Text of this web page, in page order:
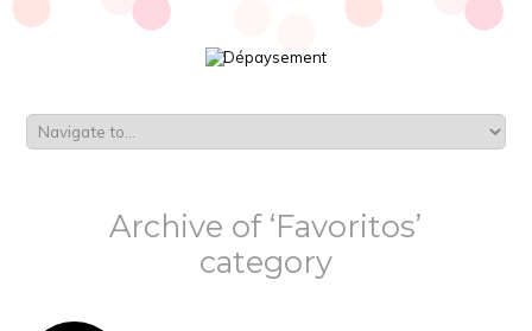
Archive of ‘Favoritos’
category